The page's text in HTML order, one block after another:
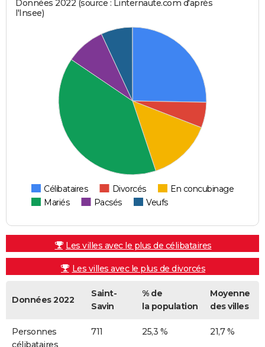
Données 2022 (source : Linternaute.com d'après
l'Insee)
Célibataires Divorcés
En concubinage
Mariés
Pacsés Veufs
Les villes avec le plus de célibataires
Les villes avec le plus de divorcés
Données 2022
Saint-
Savin
% de
la population
Moyenne
des villes
Personnes
711 25,3 % 21,7 %